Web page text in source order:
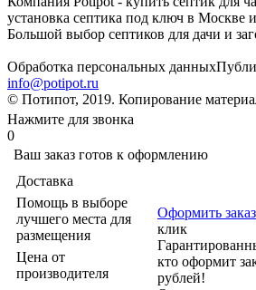
установка септика под ключ в Москве
Большой выбор септиков для дачи и
Обработка персональных данных
info@potipot.ru
© Потипот, 2019. Копирование
Нажмите для звонка
0
Ваш заказ готов к оформлению
Доставка
Помощь в выборе
лучшего места для
размещения
Цена от
производителя
Оформить заказ
клик
кто оформит
рублей!